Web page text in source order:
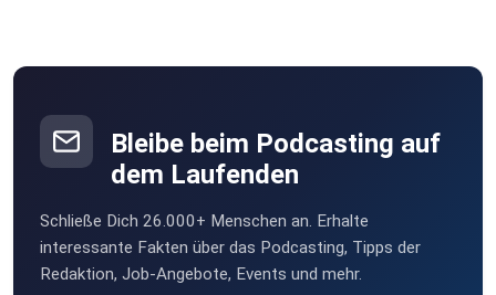
Bleibe beim Podcasting auf
dem Laufenden
Schließe Dich 26.000+ Menschen an. Erhalte
interessante Fakten über das Podcasting, Tipps der
Redaktion, Job-Angebote, Events und mehr.